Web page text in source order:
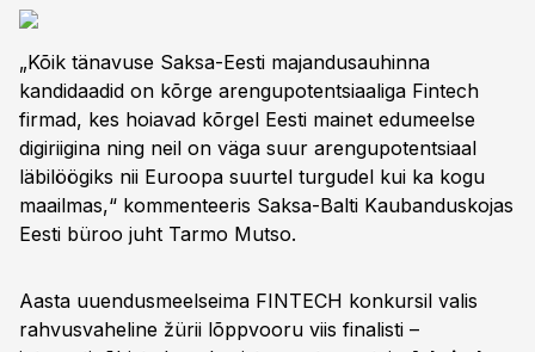
„Kõik tänavuse Saksa-Eesti majandusauhinna
kandidaadid on kõrge arengupotentsiaaliga Fintech
firmad, kes hoiavad kõrgel Eesti mainet edumeelse
digiriigina ning neil on väga suur arengupotentsiaal
läbilöögiks nii Euroopa suurtel turgudel kui ka kogu
maailmas,“ kommenteeris Saksa-Balti Kaubanduskojas
Eesti büroo juht Tarmo Mutso.
Aasta uuendusmeelseima FINTECH konkursil valis
rahvusvaheline žürii lõppvooru viis finalisti –